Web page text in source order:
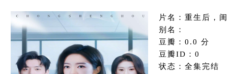
片名：重生后，
别名：
豆瓣：0.0 分
豆瓣ID：0
状态：全集完结